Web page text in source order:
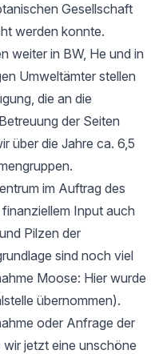
Gesellschaft
werden konnte.
weiter in BW, He und in
Umweltämter stellen
die an die
der Seiten
über die Jahre ca. 6,5
im Auftrag des
Input auch
Pilzen der
sind noch viel
Moose: Hier wurde
übernommen).
oder Anfrage der
wir jetzt eine unschöne